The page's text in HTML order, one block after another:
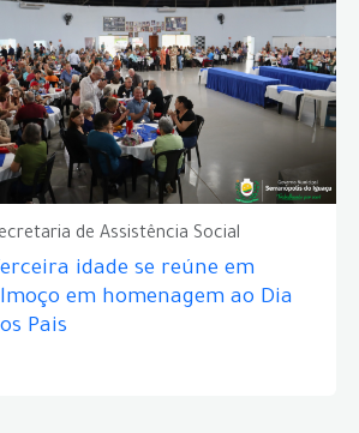
de Assistência Social
idade se reúne em
em homenagem ao Dia
Pais